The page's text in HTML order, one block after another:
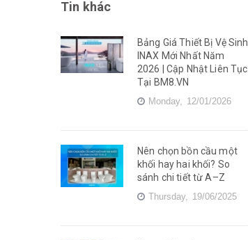
Tin khác
Bảng Giá Thiết Bị Vệ Sinh
INAX Mới Nhất Năm
2026 | Cập Nhật Liên Tục
Tại BM8.VN
Monday, 12/01/2026
Nên chọn bồn cầu một
khối hay hai khối? So
sánh chi tiết từ A–Z
Thursday, 19/06/2025